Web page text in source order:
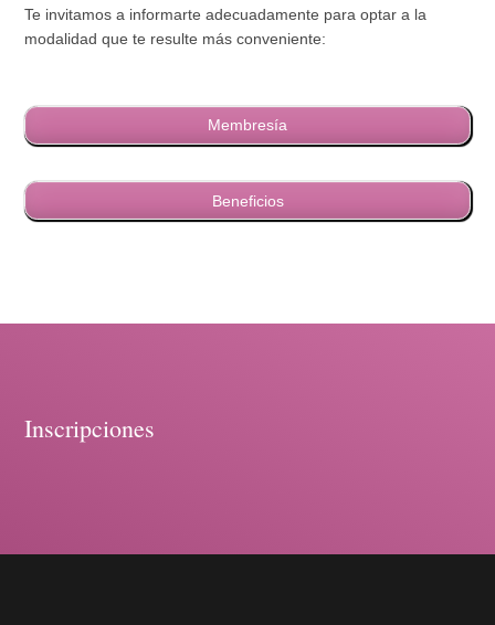
Te invitamos a informarte adecuadamente para optar a la
modalidad que te resulte más conveniente:
Membresía
Beneficios
Inscripciones